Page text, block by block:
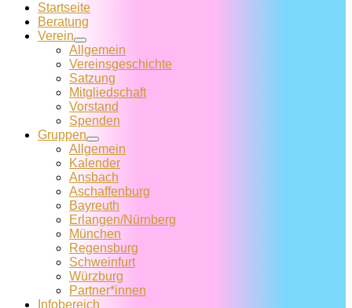
Startseite
Beratung
Verein
Allgemein
Vereins­geschichte
Satzung
Mitglied­schaft
Vorstand
Spenden
Gruppen
Allgemein
Kalender
Ansbach
Aschaffenburg
Bayreuth
Erlangen/Nürnberg
München
Regensburg
Schweinfurt
Würzburg
Partner*innen
Infobereich